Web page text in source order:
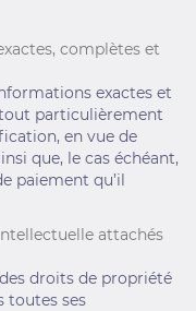
complètes et
exactes et
particulièrement
en vue de
que, le cas échéant,
paiement qu’il
attachés
droits de propriété
toutes ses